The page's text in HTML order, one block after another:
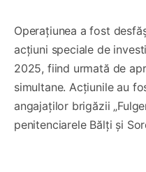
Operațiunea a fost
acțiuni speciale de
2025, fiind urmată de
simultane. Acțiunile au
angajaților brigăzii
penitenciarele Bălți și